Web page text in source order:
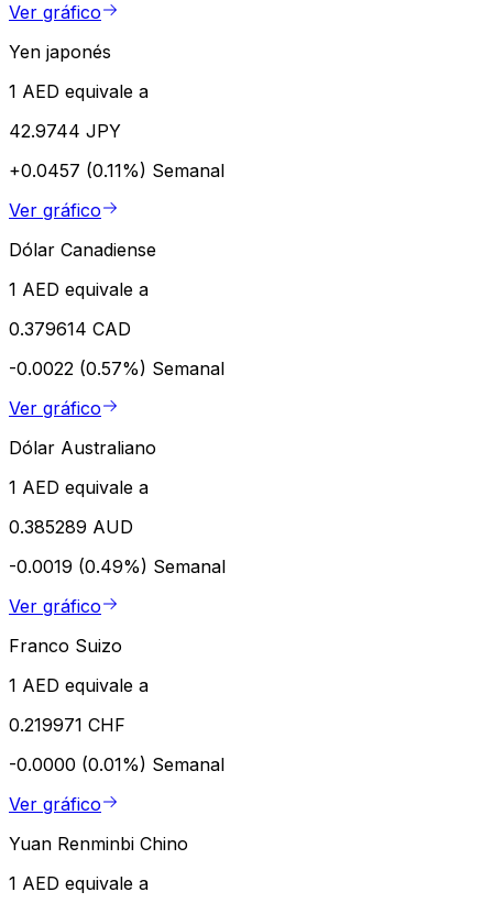
Ver gráfico
Yen japonés
1 AED equivale a
42.9744 JPY
+0.0457 (0.11%) Semanal
Ver gráfico
Dólar Canadiense
1 AED equivale a
0.379614 CAD
-0.0022 (0.57%) Semanal
Ver gráfico
Dólar Australiano
1 AED equivale a
0.385289 AUD
-0.0019 (0.49%) Semanal
Ver gráfico
Franco Suizo
1 AED equivale a
0.219971 CHF
-0.0000 (0.01%) Semanal
Ver gráfico
Yuan Renminbi Chino
1 AED equivale a